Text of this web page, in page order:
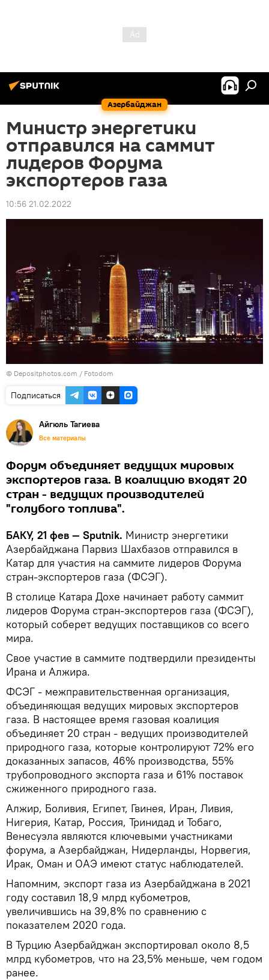
Азербайджан
Министр энергетики
отправился на саммит
лидеров Форума
экспортеров газа
10:56 21.02.2022
© Depositphotos.com / Fotodom
Подписаться
Айгюль Тагиева
Все материалы
Форум объединяет ведущих мировых
экспортеров газа. В коалицию входят 20
стран - ведущих производителей
"голубого топлива".
БАКУ, 21 фев — Sputnik. Министр энергетики
Азербайджана Парвиз Шахбазов отправился в
Катар для участия на саммите лидеров Форума
стран-экспортеров газа (ФСЭГ).
В столице Катара Дохе начинает работу саммит
лидеров Форума стран-экспортеров газа (ФСЭГ),
который соберет ведущих поставщиков со всего
мира.
Свое участие в саммите подтвердили президенты
Ирана и Алжира.
ФСЭГ - межправительственная организация,
объединяющая ведущих мировых экспортеров
газа. В настоящее время газовая коалиция
объединяет 20 стран - ведущих производителей
природного газа, которые контролируют 72% его
доказанных запасов, 46% производства, 55%
трубопроводного экспорта газа и 61% поставок
сжиженного природного газа.
Алжир, Боливия, Египет, Гвинея, Иран, Ливия,
Нигерия, Катар, Россия, Тринидад и Тобаго,
Венесуэла являются ключевыми участниками
форума, а Азербайджан, Нидерланды, Норвегия,
Ирак, Оман и ОАЭ имеют статус наблюдателей.
Напомним, экспорт газа из Азербайджана в 2021
году составил 18,9 млрд кубометров,
увеличившись на 39,8% по сравнению с
показателем 2020 года.
В Турцию Азербайджан экспортировал около 8,5
млрд кубометров, что на 23,5% меньше, чем годом
ранее.